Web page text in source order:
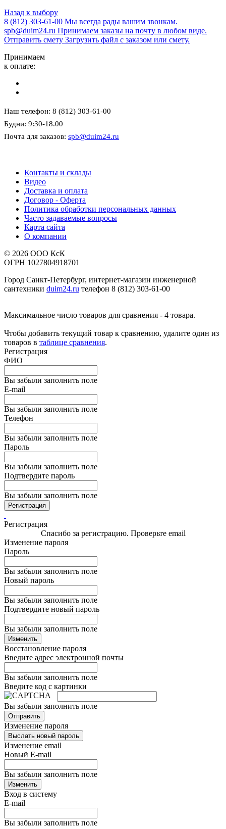
Назад к выбору
8 (812) 303-61-00 Мы всегда рады вашим звонкам.
spb@duim24.ru Принимаем заказы на почту в любом виде.
Отправить смету Загрузить файл с заказом или смету.
Принимаем
к оплате:
Наш телефон: 8 (812) 303-61-00
Будни: 9:30-18.00
Почта для заказов: spb@duim24.ru
Контакты и склады
Видео
Доставка и оплата
Договор - Оферта
Политика обработки персональных данных
Часто задаваемые вопросы
Карта сайта
О компании
© 2026 ООО КсК
ОГРН 1027804918701
Город Санкт-Петербург, интернет-магазин инженерной
сантехники duim24.ru телефон 8 (812) 303-61-00
Максимальное число товаров для сравнения - 4 товара.
Чтобы добавить текущий товар к сравнению, удалите один из
товаров в таблице сравнения.
Регистрация
ФИО
Вы забыли заполнить поле
E-mail
Вы забыли заполнить поле
Телефон
Вы забыли заполнить поле
Пароль
Вы забыли заполнить поле
Подтвердите пароль
Вы забыли заполнить поле
Регистрация
Регистрация
Спасибо за регистрацию. Проверьте email
Изменение пароля
Пароль
Вы забыли заполнить поле
Новый пароль
Вы забыли заполнить поле
Подтвердите новый пароль
Вы забыли заполнить поле
Изменить
Восстановление пароля
Введите адрес электронной почты
Вы забыли заполнить поле
Введите код с картинки
Вы забыли заполнить поле
Отправить
Изменение пароля
Выслать новый пароль
Изменение email
Новый E-mail
Вы забыли заполнить поле
Изменить
Вход в систему
E-mail
Вы забыли заполнить поле